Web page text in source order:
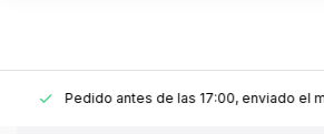
Pedido antes de las 17:00, enviado el